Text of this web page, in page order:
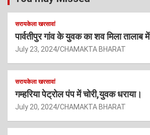
सरायकेला खरसावां
पार्वतीपुर गांव के युवक का शव मिला तालाब में
July 23, 2024 CHAMAKTA BHARAT
सरायकेला खरसावां
गम्हरिया पेट्रोल पंप में चोरी,युवक धराया।
July 20, 2024 CHAMAKTA BHARAT